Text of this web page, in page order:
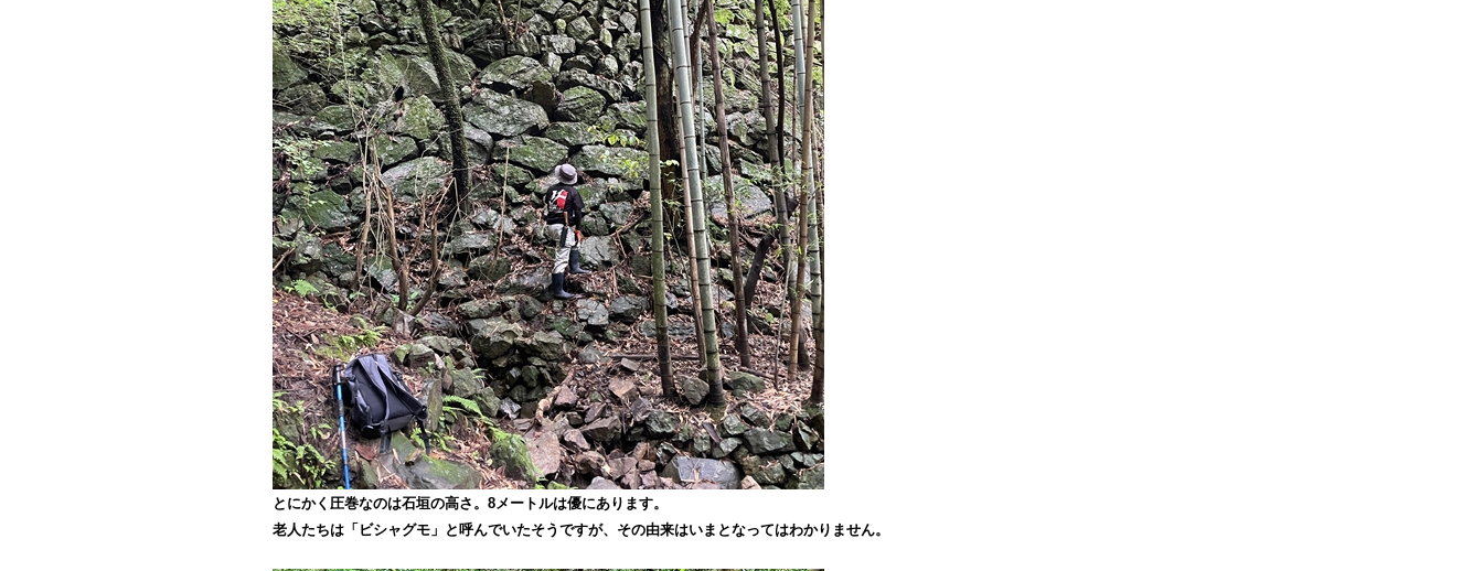
とにかく圧巻なのは石垣の高さ。8メートルは優にあります。
老人たちは「ビシャグモ」と呼んでいたそうですが、 その由来はいまとなってはわかりません。